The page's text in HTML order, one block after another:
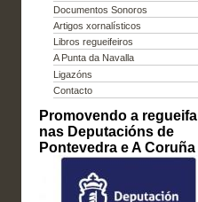
Documentos Sonoros
Artigos xornalísticos
Libros regueifeiros
A Punta da Navalla
Ligazóns
Contacto
Promovendo a regueifa
nas Deputacións de
Pontevedra e A Coruña